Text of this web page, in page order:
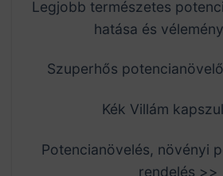
Legjobb természetes
hatása és
Szuperhős
Kék Villám
Potencianövelés, növényi
rendelés >>